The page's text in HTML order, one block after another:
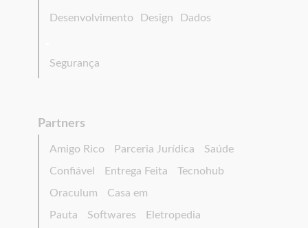
Desenvolvimento Design Dados
Segurança
Partners
Amigo Rico Parceria Jurídica
Saúde
Confiável
Entrega Feita
Tecnohub
Oraculum
Casa em
Pauta
Softwares Eletropedia